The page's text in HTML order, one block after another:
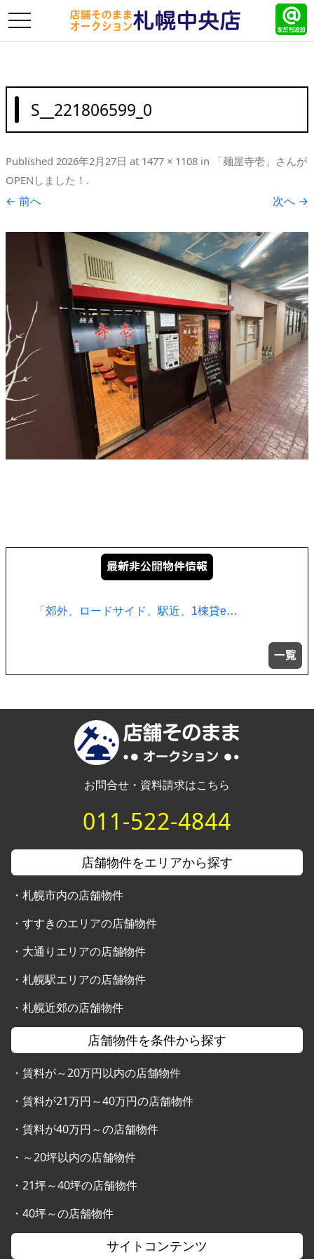
toggle
S__221806599_0
Published 2026年2月27日 at 1477 × 1108 in
「麺屋寺壱」さんが
OPENしました！ .
← 前へ 次へ →
「郊外、ロードサイド、駅近、1棟貸e…
お問合せ・資料請求はこちら
011-522-4844
店舗物件をエリアから探す
・ 札幌市内の店舗物件
・ すすきのエリアの店舗物件
・ 大通りエリアの店舗物件
・ 札幌駅エリアの店舗物件
・ 札幌近郊の店舗物件
店舗物件を条件から探す
・ 賃料が～20万円以内の店舗物件
・ 賃料が21万円～40万円の店舗物件
・ 賃料が40万円～の店舗物件
・ ～20坪以内の店舗物件
・ 21坪～40坪の店舗物件
・ 40坪～の店舗物件
サイトコンテンツ